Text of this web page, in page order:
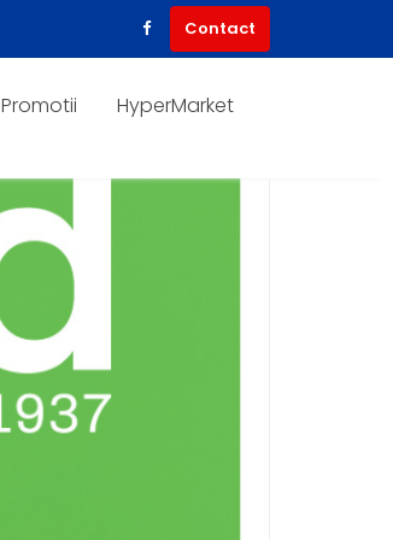
Contact
Promotii HyperMarket